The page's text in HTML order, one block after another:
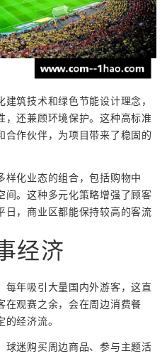
筑技术和绿色节能设计理念，
，还兼顾环境保护。这种高标准
合作伙伴，为项目带来了稳固的
样化业态的组合，包括购物中
间。这种多元化策略增强了顾客
日，商业区都能保持较高的客流
经济
每年吸引大量国内外游客，这直
在观赛之余，会在周边消费餐
经济流。
球迷购买周边商品、参与主题活